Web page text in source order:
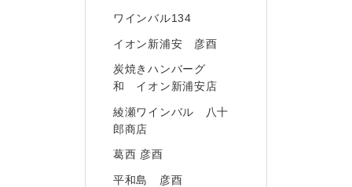
ワインバル134
イオン新浦安 彦酉
炭焼きハンバーグ
和 イオン新浦安店
綾瀬ワインバル 八十
郎商店
葛西 彦酉
平和島 彦酉